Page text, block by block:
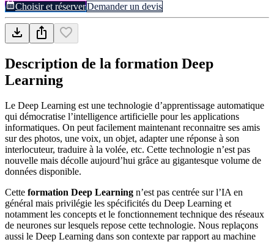
Choisir et réserverDemander un devis
Description de la formation Deep
Learning
Le Deep Learning est une technologie d’apprentissage automatique
qui démocratise l’intelligence artificielle pour les applications
informatiques. On peut facilement maintenant reconnaitre ses amis
sur des photos, une voix, un objet, adapter une réponse à son
interlocuteur, traduire à la volée, etc. Cette technologie n’est pas
nouvelle mais décolle aujourd’hui grâce au gigantesque volume de
données disponible.
Cette formation Deep Learning n’est pas centrée sur l’IA en
général mais privilégie les spécificités du Deep Learning et
notamment les concepts et le fonctionnement technique des réseaux
de neurones sur lesquels repose cette technologie. Nous replaçons
aussi le Deep Learning dans son contexte par rapport au machine